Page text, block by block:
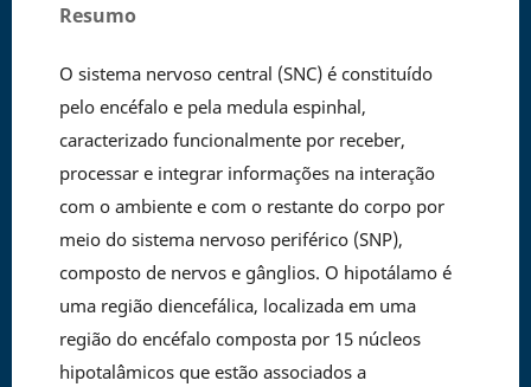
Resumo
O sistema nervoso central (SNC) é constituído
pelo encéfalo e pela medula espinhal,
caracterizado funcionalmente por receber,
processar e integrar informações na interação
com o ambiente e com o restante do corpo por
meio do sistema nervoso periférico (SNP),
composto de nervos e gânglios. O hipotálamo é
uma região diencefálica, localizada em uma
região do encéfalo composta por 15 núcleos
hipotalâmicos que estão associados a